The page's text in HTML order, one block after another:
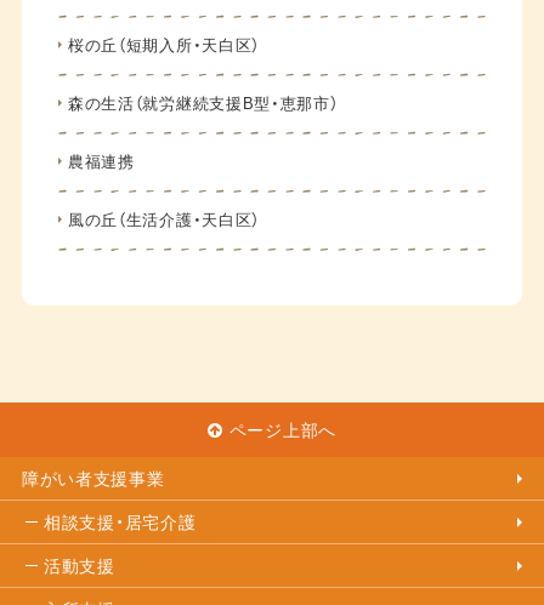
桜の丘（短期入所・天白区）
森の生活（就労継続支援B型・恵那市）
農福連携
風の丘（生活介護・天白区）
ページ上部へ
障がい者支援事業
相談支援・居宅介護
活動支援